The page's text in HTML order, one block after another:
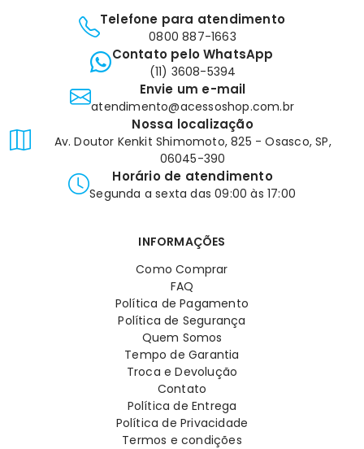
Telefone para atendimento
0800 887-1663
Contato pelo WhatsApp
(11) 3608-5394
Envie um e-mail
atendimento@acessoshop.com.br
Nossa localização
Av. Doutor Kenkit Shimomoto, 825 - Osasco, SP,
06045-390
Horário de atendimento
Segunda a sexta das 09:00 às 17:00
INFORMAÇÕES
Como Comprar
FAQ
Política de Pagamento
Política de Segurança
Quem Somos
Tempo de Garantia
Troca e Devolução
Contato
Política de Entrega
Política de Privacidade
Termos e condições